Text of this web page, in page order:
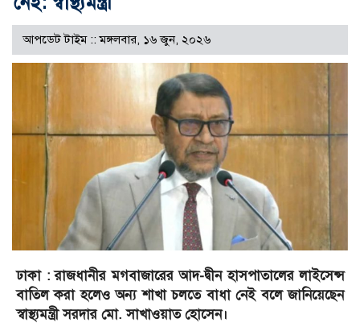
আপডেট টাইম :: মঙ্গলবার, ১৬ জুন, ২০২৬
ঢাকা : রাজধানীর মগবাজারের আদ-দ্বীন হাসপাতালের লাইসেন্স
বাতিল করা হলেও অন্য শাখা চলতে বাধা নেই বলে জানিয়েছেন
স্বাস্থ্যমন্ত্রী সরদার মো. সাখাওয়াত হোসেন।